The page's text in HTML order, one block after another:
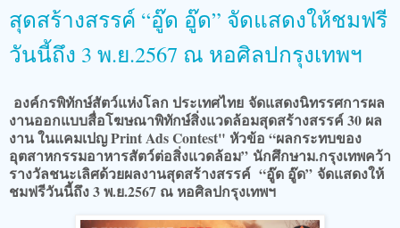
สุดสร้างสรรค์ “อู๊ด อู๊ด” จัดแสดงให้ชมฟรี
วันนี้ถึง 3 พ.ย.2567 ณ หอศิลปกรุงเทพฯ
องค์กรพิทักษ์สัตว์แห่งโลก ประเทศไทย จัดแสดงนิทรรศการผล
งานออกแบบสื่อโฆษณาพิทักษ์สิ่งแวดล้อมสุดสร้างสรรค์ 30 ผล
งาน ในแคมเปญ Print Ads Contest" หัวข้อ “ผลกระทบของ
อุตสาหกรรมอาหารสัตว์ต่อสิ่งแวดล้อม” นักศึกษาม.กรุงเทพคว้า
รางวัลชนะเลิศด้วยผลงานสุดสร้างสรรค์ “อู๊ด อู๊ด” จัดแสดงให้
ชมฟรีวันนี้ถึง 3 พ.ย.2567 ณ หอศิลปกรุงเทพฯ